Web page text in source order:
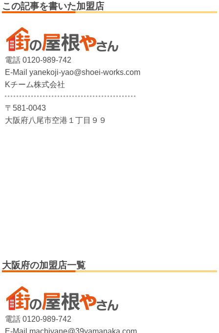
この記事を書いた加盟店
電話 0120-989-742
E-Mail yanekoji-yao@shoei-works.com
Kチーム株式会社
〒581-0043
大阪府八尾市空港１丁目９９
大阪府の加盟店一覧
電話 0120-989-742